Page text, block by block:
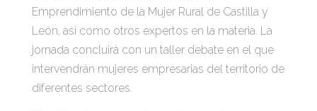
Emprendimiento de la Mujer Rural de Castilla y
León, así como otros expertos en la materia. La
jornada concluirá con un taller debate en el que
intervendrán mujeres empresarias del territorio de
diferentes sectores.